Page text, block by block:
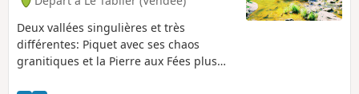
Deux vallées singulières et très
différentes: Piquet avec ses chaos
granitiques et la Pierre aux Fées plus